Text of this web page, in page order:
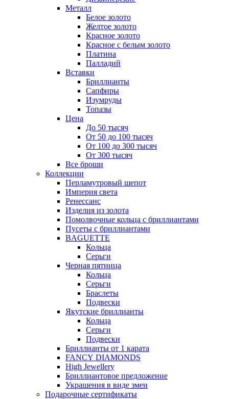
Металл
Белое золото
Желтое золото
Красное золото
Красное с белым золото
Платина
Палладий
Вставки
Бриллианты
Сапфиры
Изумруды
Топазы
Цена
До 50 тысяч
От 50 до 100 тысяч
От 100 до 300 тысяч
От 300 тысяч
Все броши
Коллекции
Перламутровый шепот
Империя света
Ренессанс
Изделия из золота
Помолвочные кольца с бриллиантами
Пусеты с бриллиантами
BAGUETTE
Кольца
Серьги
Черная пятница
Кольца
Серьги
Браслеты
Подвески
Якутские бриллианты
Кольца
Серьги
Подвески
Бриллианты от 1 карата
FANCY DIAMONDS
High Jewellery
Бриллиантовое предложение
Украшения в виде змеи
Подарочные сертификаты